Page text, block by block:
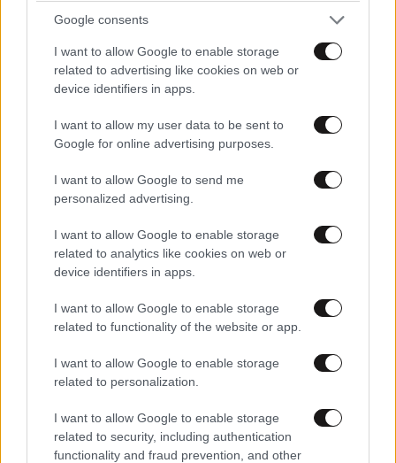
Google consents
I want to allow Google to enable storage
related to advertising like cookies on web or
device identifiers in apps.
I want to allow my user data to be sent to
Google for online advertising purposes.
I want to allow Google to send me
personalized advertising.
I want to allow Google to enable storage
related to analytics like cookies on web or
device identifiers in apps.
I want to allow Google to enable storage
related to functionality of the website or app.
I want to allow Google to enable storage
related to personalization.
I want to allow Google to enable storage
related to security, including authentication
functionality and fraud prevention, and other
ΔΙΑΤΡΟΦΗ08·08·2026 08:30
Ογκολόγοι προειδοποιούν: Αυτές οι τροφές,
περνούν απαρατήρητες, αλλά καλό είναι να τις